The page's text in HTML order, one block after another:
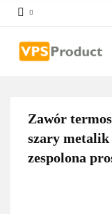
Zawór
szary metalik
zespolona